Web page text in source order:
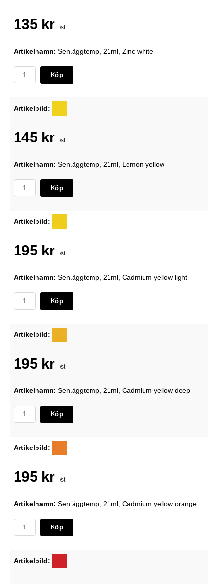
135 kr /st
Artikelnamn: Sen.äggtemp, 21ml, Zinc white
Köp
Artikelbild:
145 kr /st
Artikelnamn: Sen.äggtemp, 21ml, Lemon yellow
Köp
Artikelbild:
195 kr /st
Artikelnamn: Sen.äggtemp, 21ml, Cadmium yellow light
Köp
Artikelbild:
195 kr /st
Artikelnamn: Sen.äggtemp, 21ml, Cadmium yellow deep
Köp
Artikelbild:
195 kr /st
Artikelnamn: Sen.äggtemp, 21ml, Cadmium yellow orange
Köp
Artikelbild: